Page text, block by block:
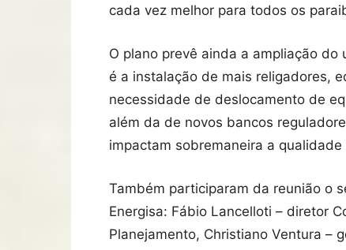
cada vez melhor para todos os
O plano prevê ainda a ampliação
é a instalação de mais religadores,
necessidade de deslocamento de
além da de novos bancos
impactam sobremaneira a
Também participaram da reunião o
Energisa: Fábio Lancelloti – diretor
Planejamento, Christiano Ventura –